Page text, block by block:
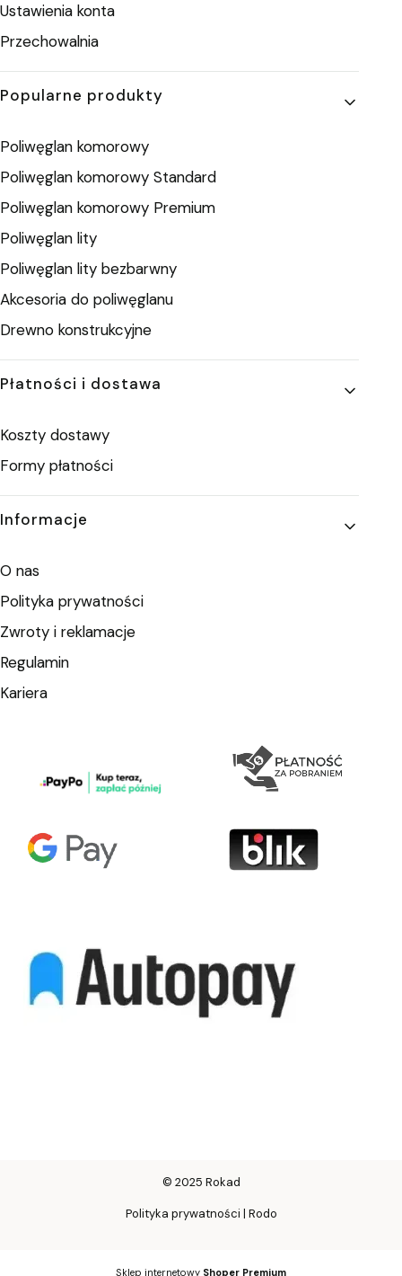
Ustawienia konta
Przechowalnia
Popularne produkty
Poliwęglan komorowy
Poliwęglan komorowy Standard
Poliwęglan komorowy Premium
Poliwęglan lity
Poliwęglan lity bezbarwny
Akcesoria do poliwęglanu
Drewno konstrukcyjne
Płatności i dostawa
Koszty dostawy
Formy płatności
Informacje
O nas
Polityka prywatności
Zwroty i reklamacje
Regulamin
Kariera
© 2025 Rokad
Polityka prywatności | Rodo
Sklep internetowy Shoper Premium